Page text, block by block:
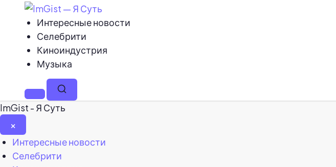
Интересные новости
Селебрити
Киноиндустрия
Музыка
МенюПоиск
ImGist - Я Суть
×
Закрыть
меню
Интересные новости
Селебрити